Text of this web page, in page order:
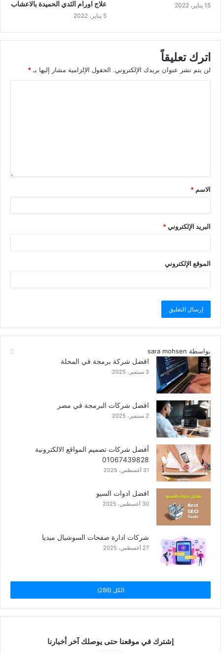
15 يناير، 2022 علاج اورام الثدي الحميدة بالاعشاب
5 يناير، 2022
اترك تعليقاً
لن يتم نشر عنوان بريدك الإلكتروني. الحقول الإلزامية مشار إليها بـ *
الاسم *
البريد الإلكتروني*
الموقع الإلكتروني
بواسطة sara mohsen
افضل شركة برمجة في المحلة
3 سبتمبر، 2025
افضل شركات البرمجة في مصر
2 سبتمبر، 2025
أفضل شركات تصميم المواقع الالكترونية
01067439828
31 أغسطس، 2025
افضل ادوات السيو
30 أغسطس، 2025
شركات ادارة صفحات السوشيال ميديا
27 أغسطس، 2025
الكل (286)
إشترك في موقعنا حتى يوصلك آخر أخبارنا